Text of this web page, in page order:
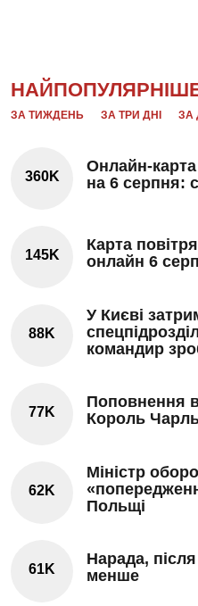
ЗА ТИЖДЕНЬ ЗА ТРИ ДНІ ЗА
360K
Онлайн-карта
на 6 серпня:
145K
Карта
онлайн 6
88K
У Києві
командир
77K
Поповнення в
Король
62K
Міністр
Польщі
61K
Нарада, після
менше